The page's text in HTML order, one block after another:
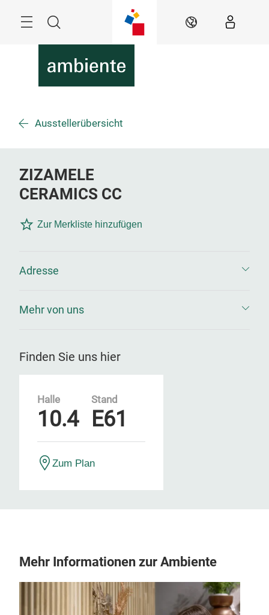
Suche DE
Ausstellerübersicht
ZIZAMELE
CERAMICS CC
Zur Merkliste hinzufügen
Adresse
Mehr von uns
Finden Sie uns hier
Halle
10.4
Stand
E61
Zum Plan
Mehr Informationen zur Ambiente